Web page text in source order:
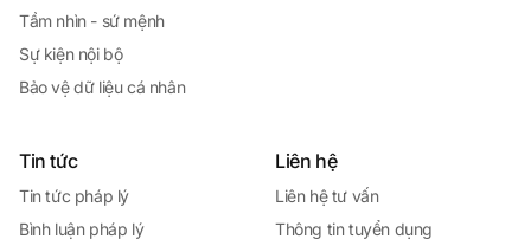
Tầm nhìn - sứ mệnh
Sự kiện nội bộ
Bảo vệ dữ liệu cá nhân
Tin tức
Tin tức pháp lý
Bình luận pháp lý
Liên hệ
Liên hệ tư vấn
Thông tin tuyển dụng